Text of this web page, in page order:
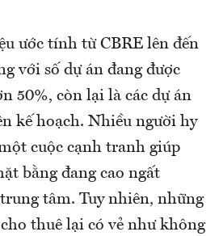
ước tính từ CBRE lên đến
với số dự án đang được
50%, còn lại là các dự án
kế hoạch. Nhiều người hy
cuộc cạnh tranh giúp
bằng đang cao ngất
tâm. Tuy nhiên, những
thuê lại có vẻ như không